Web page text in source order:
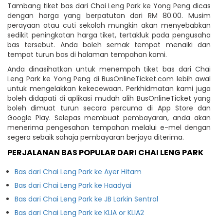
Tambang tiket bas dari Chai Leng Park ke Yong Peng dicas
dengan harga yang berpatutan dari RM 80.00. Musim
perayaan atau cuti sekolah mungkin akan menyebabkan
sedikit peningkatan harga tiket, tertakluk pada pengusaha
bas tersebut. Anda boleh semak tempat menaiki dan
tempat turun bas di halaman tempahan kami.
Anda dinasihatkan untuk menempah tiket bas dari Chai
Leng Park ke Yong Peng di BusOnlineTicket.com lebih awal
untuk mengelakkan kekecewaan. Perkhidmatan kami juga
boleh didapati di aplikasi mudah alih BusOnlineTicket yang
boleh dimuat turun secara percuma di App Store dan
Google Play. Selepas membuat pembayaran, anda akan
menerima pengesahan tempahan melalui e-mel dengan
segera sebaik sahaja pembayaran berjaya diterima.
PERJALANAN BAS POPULAR DARI CHAI LENG PARK
Bas dari Chai Leng Park ke Ayer Hitam
Bas dari Chai Leng Park ke Haadyai
Bas dari Chai Leng Park ke JB Larkin Sentral
Bas dari Chai Leng Park ke KLIA or KLIA2